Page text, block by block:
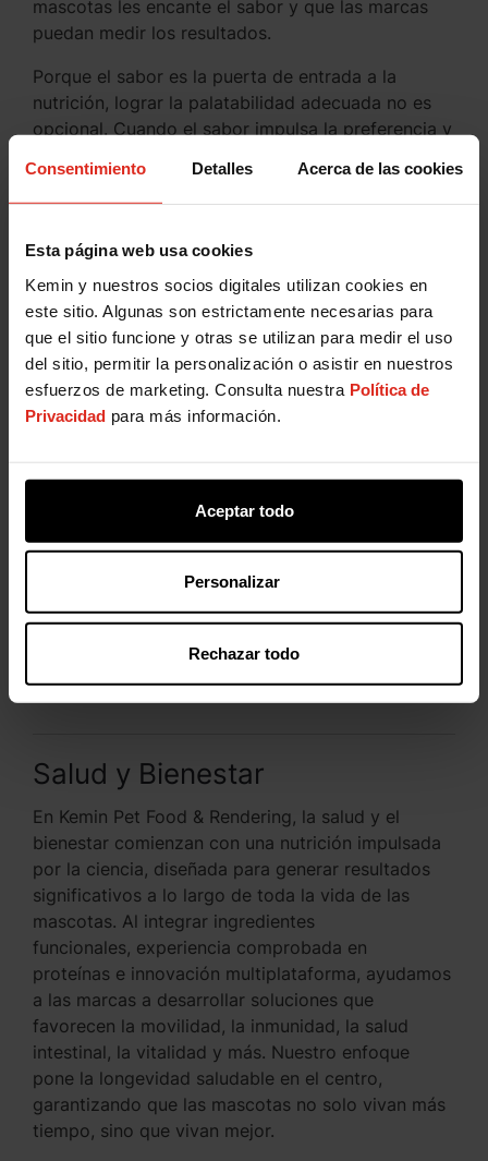
Consentimiento Detalles Acerca de las cookies
Esta página web usa cookies
Kemin y nuestros socios digitales utilizan cookies en
este sitio. Algunas son estrictamente necesarias para
que el sitio funcione y otras se utilizan para medir el uso
del sitio, permitir la personalización o asistir en nuestros
esfuerzos de marketing. Consulta nuestra Política de
Privacidad para más información.
Aceptar todo
Personalizar
Rechazar todo
mascotas les encante el sabor y que las marcas
puedan medir los resultados.
Porque el sabor es la puerta de entrada a la
nutrición, lograr la palatabilidad adecuada no es
opcional. Cuando el sabor impulsa la preferencia y
desempeño.
alimentos para mascotas
Salud y Bienestar
En Kemin Pet Food & Rendering, la salud y el
bienestar comienzan con una nutrición impulsada
por la ciencia, diseñada para generar resultados
significativos a lo largo de toda la vida de las
mascotas. Al integrar ingredientes
funcionales, experiencia comprobada en
proteínas e innovación multiplataforma, ayudamos
a las marcas a desarrollar soluciones que
favorecen la movilidad, la inmunidad, la salud
intestinal, la vitalidad y más. Nuestro enfoque
pone la longevidad saludable en el centro,
garantizando que las mascotas no solo vivan más
tiempo, sino que vivan mejor.